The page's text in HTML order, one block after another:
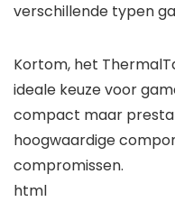
verschillende typen
Kortom, het
ideale keuze voor
compact maar
hoogwaardige
compromissen.
html